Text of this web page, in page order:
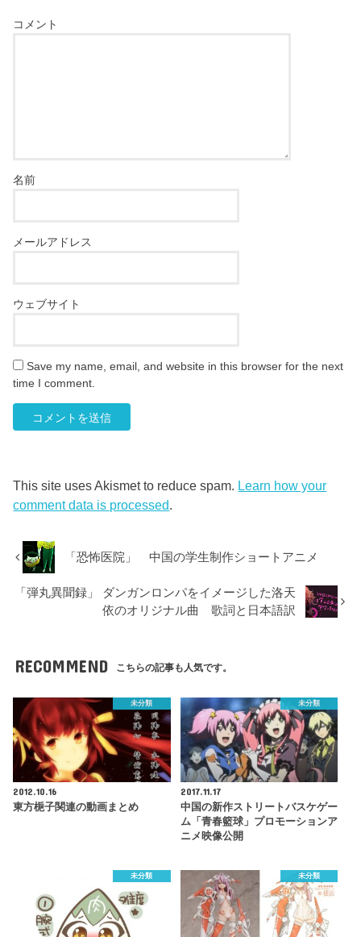
コメント
名前
メールアドレス
ウェブサイト
Save my name, email, and website in this browser for the next
time I comment.
This site uses Akismet to reduce spam. Learn how your
comment data is processed
「恐怖医院」 中国の学生制作ショートアニメ
「弾丸異聞録」 ダンガンロンパをイメージした洛天
依のオリジナル曲 歌詞と日本語訳
RECOMMEND こちらの記事も人気です。
未分類
2012.10.16
東方梔子関連の動画まとめ
未分類
2017.11.17
中国の新作ストリートバスケゲー
ム「青春籃球」プロモーションア
ニメ映像公開
未分類 未分類